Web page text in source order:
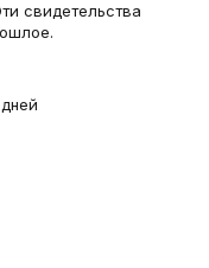
свидетельства